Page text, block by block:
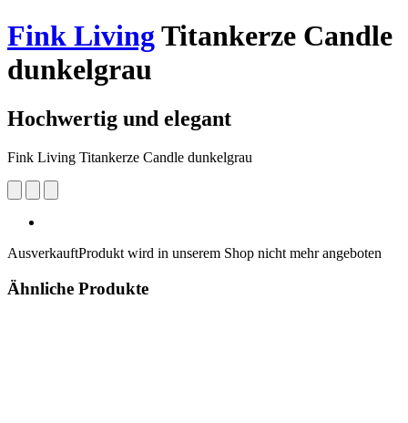
Fink LivingTitankerze Candle
dunkelgrau
Hochwertig und elegant
Fink Living Titankerze Candle dunkelgrau
AusverkauftProdukt wird in unserem Shop nicht mehr angeboten
Ähnliche Produkte